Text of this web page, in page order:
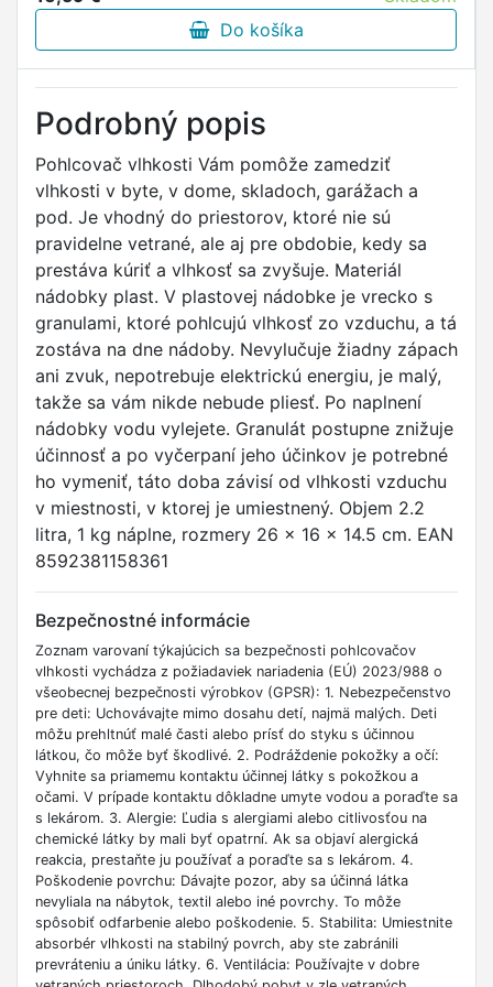
Do košíka
Podrobný popis
Pohlcovač vlhkosti Vám pomôže zamedziť
vlhkosti v byte, v dome, skladoch, garážach a
pod. Je vhodný do priestorov, ktoré nie sú
pravidelne vetrané, ale aj pre obdobie, kedy sa
prestáva kúriť a vlhkosť sa zvyšuje. Materiál
nádobky plast. V plastovej nádobke je vrecko s
granulami, ktoré pohlcujú vlhkosť zo vzduchu, a tá
zostáva na dne nádoby. Nevylučuje žiadny zápach
ani zvuk, nepotrebuje elektrickú energiu, je malý,
takže sa vám nikde nebude pliesť. Po naplnení
nádobky vodu vylejete. Granulát postupne znižuje
účinnosť a po vyčerpaní jeho účinkov je potrebné
ho vymeniť, táto doba závisí od vlhkosti vzduchu
v miestnosti, v ktorej je umiestnený. Objem 2.2
litra, 1 kg náplne, rozmery 26 x 16 x 14.5 cm. EAN
8592381158361
Bezpečnostné informácie
Zoznam varovaní týkajúcich sa bezpečnosti pohlcovačov
vlhkosti vychádza z požiadaviek nariadenia (EÚ) 2023/988 o
všeobecnej bezpečnosti výrobkov (GPSR): 1. Nebezpečenstvo
pre deti: Uchovávajte mimo dosahu detí, najmä malých. Deti
môžu prehltnúť malé časti alebo prísť do styku s účinnou
látkou, čo môže byť škodlivé. 2. Podráždenie pokožky a očí:
Vyhnite sa priamemu kontaktu účinnej látky s pokožkou a
očami. V prípade kontaktu dôkladne umyte vodou a poraďte sa
s lekárom. 3. Alergie: Ľudia s alergiami alebo citlivosťou na
chemické látky by mali byť opatrní. Ak sa objaví alergická
reakcia, prestaňte ju používať a poraďte sa s lekárom. 4.
Poškodenie povrchu: Dávajte pozor, aby sa účinná látka
nevyliala na nábytok, textil alebo iné povrchy. To môže
spôsobiť odfarbenie alebo poškodenie. 5. Stabilita: Umiestnite
absorbér vlhkosti na stabilný povrch, aby ste zabránili
prevráteniu a úniku látky. 6. Ventilácia: Používajte v dobre